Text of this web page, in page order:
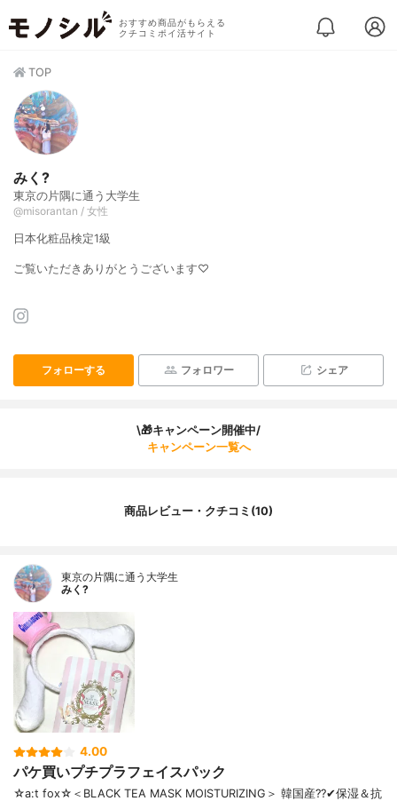
おすすめ商品がもらえる
クチコミポイ活サイト
TOP
みく?
東京の片隅に通う大学生
@misorantan / 女性
日本化粧品検定1級
ご覧いただきありがとうございます♡
フォローする フォロワー シェア
\🎁キャンペーン開催中/
キャンペーン一覧へ
商品レビュー・クチコミ(10)
東京の片隅に通う大学生
みく?
4.00
パケ買いプチプラフェイスパック
☆a:t fox☆ ＜BLACK TEA MASK MOISTURIZING＞ 韓国産?? ✔︎保湿＆抗